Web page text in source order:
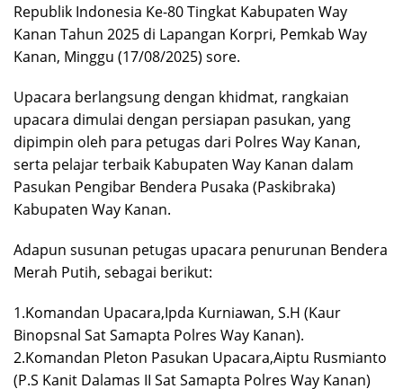
Republik Indonesia Ke-80 Tingkat Kabupaten Way
Kanan Tahun 2025 di Lapangan Korpri, Pemkab Way
Kanan, Minggu (17/08/2025) sore.
Upacara berlangsung dengan khidmat, rangkaian
upacara dimulai dengan persiapan pasukan, yang
dipimpin oleh para petugas dari Polres Way Kanan,
serta pelajar terbaik Kabupaten Way Kanan dalam
Pasukan Pengibar Bendera Pusaka (Paskibraka)
Kabupaten Way Kanan.
Adapun susunan petugas upacara penurunan Bendera
Merah Putih, sebagai berikut:
1.Komandan Upacara,Ipda Kurniawan, S.H (Kaur
Binopsnal Sat Samapta Polres Way Kanan).
2.Komandan Pleton Pasukan Upacara,Aiptu Rusmianto
(P.S Kanit Dalamas II Sat Samapta Polres Way Kanan)